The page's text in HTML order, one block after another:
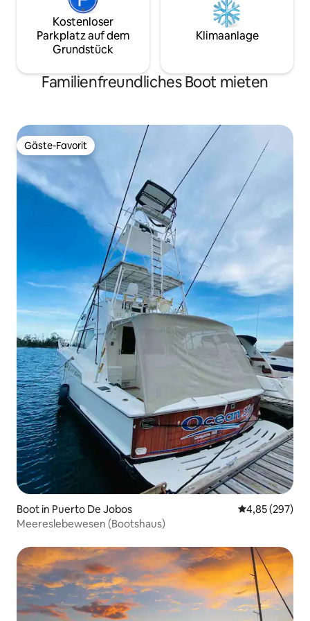
Kostenloser
Parkplatz auf dem
Grundstück
Klimaanlage
Familienfreundliches Boot mieten
Gäste-Favorit
Gäste-Favorit
Boot in Puerto De Jobos
4,85 (297)
Meereslebewesen (Bootshaus)